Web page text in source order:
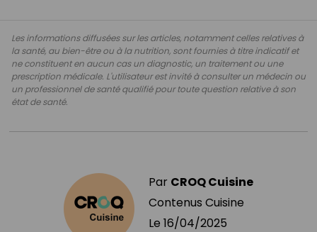
Les informations diffusées sur les articles, notamment celles relatives à
la santé, au bien-être ou à la nutrition, sont fournies à titre indicatif et
ne constituent en aucun cas un diagnostic, un traitement ou une
prescription médicale. L'utilisateur est invité à consulter un médecin ou
un professionnel de santé qualifié pour toute question relative à son
état de santé.
Par CROQ Cuisine
Contenus Cuisine
Le 16/04/2025